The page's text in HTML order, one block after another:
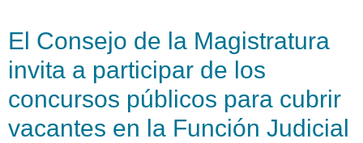
El Consejo de la Magistratura
invita a participar de los
concursos públicos para cubrir
vacantes en la Función Judicial